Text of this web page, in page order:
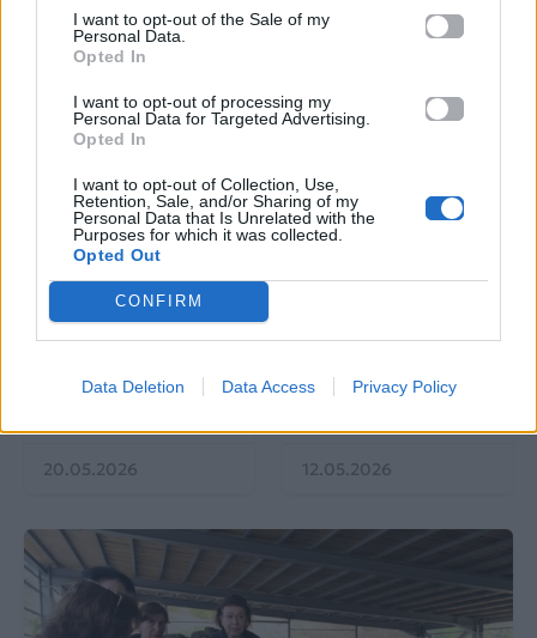
I want to opt-out of the Sale of my
Personal Data.
Opted In
I want to opt-out of processing my
Personal Data for Targeted Advertising.
Opted In
I want to opt-out of Collection, Use,
Retention, Sale, and/or Sharing of my
Personal Data that Is Unrelated with the
Purposes for which it was collected.
Opted Out
CONFIRM
Data Deletion Data Access Privacy Policy
25.06.2026
EUROVISION
ΕΡΤ: Εντυπωσιακή
αύξηση κερδοφορίας
20.05.2026
Μεταφορικό μέσο ή
Οδηγός ασφαλούς
12.05.2026